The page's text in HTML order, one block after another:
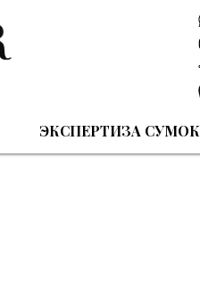
ЭКСПЕРТИЗА СУМОК